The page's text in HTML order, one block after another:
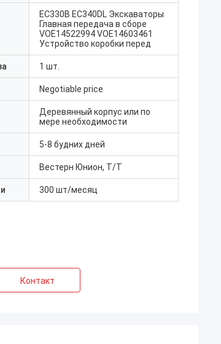
EC330B EC340DL Экскаваторы
Главная передача в сборе
VOE14522994 VOE14603461
Устройство коробки перед
1 шт.
Negotiable price
Деревянный корпус или по
мере необходимости
5-8 будних дней
Вестерн Юнион, Т/Т
300 шт/месяц
Контакт